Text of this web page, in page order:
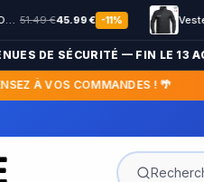
€ -11%
DE SÉCURITÉ — FIN LE 13 AOÛT
VOS COMMANDES ! 🌴